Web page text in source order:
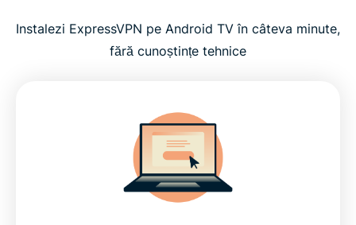
Instalezi ExpressVPN pe Android TV în câteva minute,
fără cunoștințe tehnice